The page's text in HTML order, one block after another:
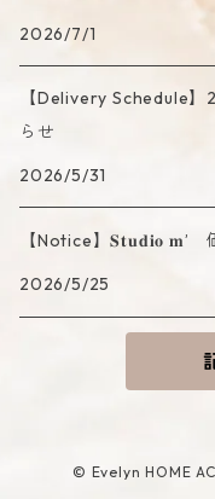
2026/7/1
【Delivery Schedule
らせ
2026/5/31
【Notice】𝐒𝐭𝐮𝐝𝐢𝐨 𝐦’
2026/5/25
© Evelyn HOME